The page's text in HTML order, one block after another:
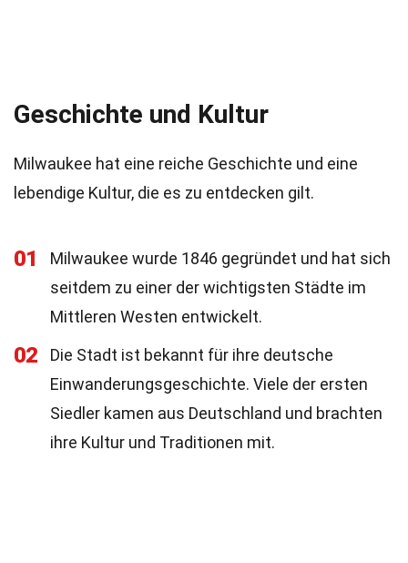
Geschichte und Kultur
Milwaukee hat eine reiche Geschichte und eine
lebendige Kultur, die es zu entdecken gilt.
01
Milwaukee wurde 1846 gegründet und hat sich
seitdem zu einer der wichtigsten Städte im
Mittleren Westen entwickelt.
02
Die Stadt ist bekannt für ihre deutsche
Einwanderungsgeschichte. Viele der ersten
Siedler kamen aus Deutschland und brachten
ihre Kultur und Traditionen mit.